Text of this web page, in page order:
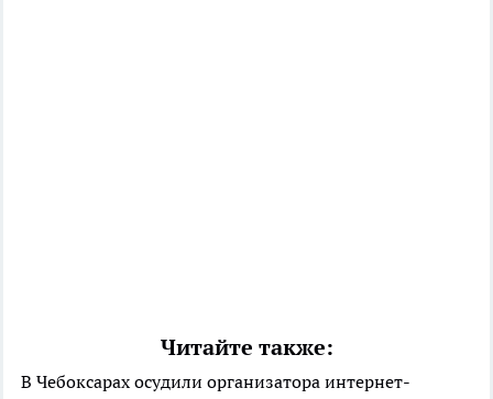
Читайте также:
В Чебоксарах осудили организатора интернет-